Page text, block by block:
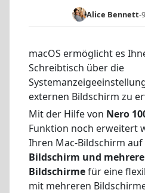
Alice Bennett-
macOS ermöglicht es
Schreibtisch über die
externen Bildschirm zu
Mit der Hilfe von Nero
Funktion noch erweitert
Ihren Mac-Bildschirm auf
Bildschirm und
Bildschirmefür eine
mit mehreren